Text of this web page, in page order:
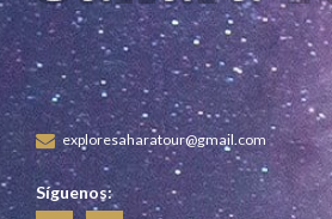
exploresaharatour@gmail.com
Síguenos: